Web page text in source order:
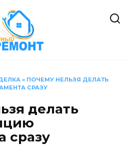
» ПОЧЕМУ НЕЛЬЗЯ ДЕЛАТЬ
СРАЗУ
делать
сразу